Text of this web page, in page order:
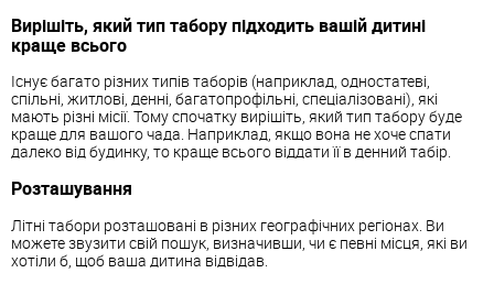
Вирішіть, який тип табору підходить вашій дитині
краще всього
Існує багато різних типів таборів (наприклад, одностатеві,
спільні, житлові, денні, багатопрофільні, спеціалізовані), які
мають різні місії. Тому спочатку вирішіть, який тип табору буде
краще для вашого чада. Наприклад, якщо вона не хоче спати
далеко від будинку, то краще всього віддати її в денний табір.
Розташування
Літні табори розташовані в різних географічних регіонах. Ви
можете звузити свій пошук, визначивши, чи є певні місця, які ви
хотіли б, щоб ваша дитина відвідав.